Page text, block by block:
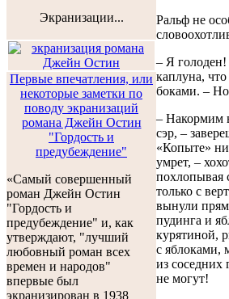
Экранизации...
Первые впечатления, или
некоторые заметки по
поводу экранизаций
романа Джейн Остин
"Гордость и
предубеждение"
«Самый совершенный
роман Джейн Остин
"Гордость и
предубеждение" и, как
утверждают, "лучший
любовный роман всех
времен и народов"
впервые был
экранизирован в 1938
Ральф не
– Я
каплуна,
боками. –
– Накормим
сэр, –
«Копыте»
умрет, –
похлопывая
только с
вынули
пудинга и
курятиной,
с яблоками,
из соседних
не могут!